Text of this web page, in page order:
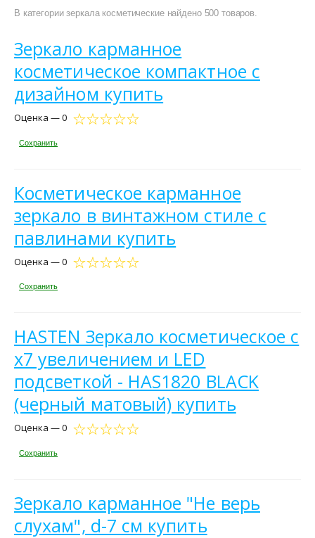
В категории зеркала косметические найдено 500 товаров.
Зеркало карманное
косметическое компактное с
дизайном купить
Оценка — 0
Сохранить
Косметическое карманное
зеркало в винтажном стиле с
павлинами купить
Оценка — 0
Сохранить
HASTEN Зеркало косметическое c
x7 увеличением и LED
подсветкой - HAS1820 BLACK
(черный матовый) купить
Оценка — 0
Сохранить
Зеркало карманное "Не верь
слухам", d-7 см купить